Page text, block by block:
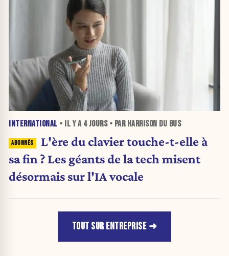
INTERNATIONAL • IL Y A 4 JOURS• PAR HARRISON DU BUS
L'ère du clavier touche-t-elle à
sa fin ? Les géants de la tech misent
désormais sur l'IA vocale
TOUT SUR ENTREPRISE